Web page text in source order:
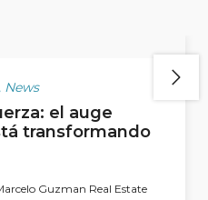
News
el auge
transformando
Guzman Real Estate